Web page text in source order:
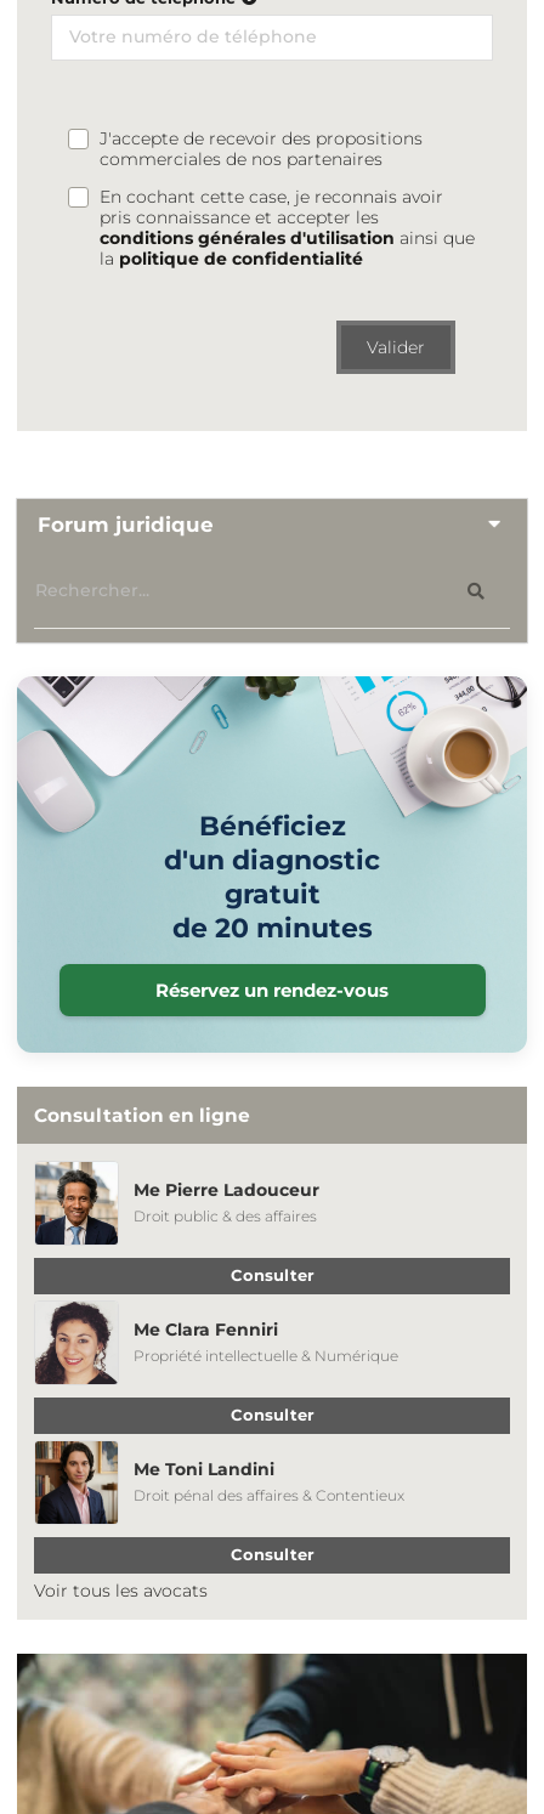
J'accepte de recevoir des propositions
commerciales de nos partenaires
En cochant cette case, je reconnais avoir
pris connaissance et accepter les
conditions générales d'utilisation ainsi que
la politique de confidentialité
Valider
Forum juridique
Bénéficiez
d'un diagnostic
gratuit
de 20 minutes
Réservez un rendez-vous
Consultation en ligne
Me Pierre Ladouceur
Droit public & des affaires
Consulter
Me Clara Fenniri
Propriété intellectuelle & Numérique
Consulter
Me Toni Landini
Droit pénal des affaires & Contentieux
Consulter
Voir tous les avocats